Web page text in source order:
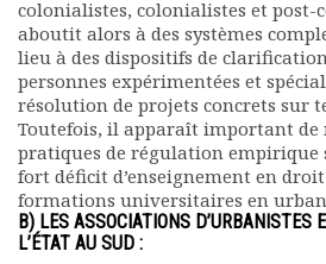
Ressources
Nos actions
Podcast-AdP
Dîners débats
Journées d’études
Concours vidéo
Matinales
Nos partenaires
Evénements
colonialistes, colonialistes et post-
aboutit alors à des systèmes
lieu à des dispositifs de
personnes expérimentées et
résolution de projets concrets sur
Toutefois, il apparaît important de
pratiques de régulation empirique
fort déficit d’enseignement en
formations universitaires en
B) LES ASSOCIATIONS D’URBANISTES
L’ÉTAT AU SUD :